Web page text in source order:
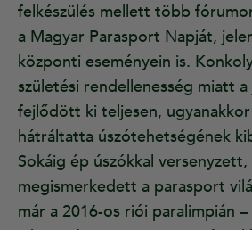
felkészülés mellett több
a Magyar Parasport Napját,
központi eseményein is.
születési rendellenesség miatt
fejlődött ki teljesen,
hátráltatta úszótehetségének
Sokáig ép úszókkal versenyzett,
megismerkedett a parasport
már a 2016-os riói paralimpián